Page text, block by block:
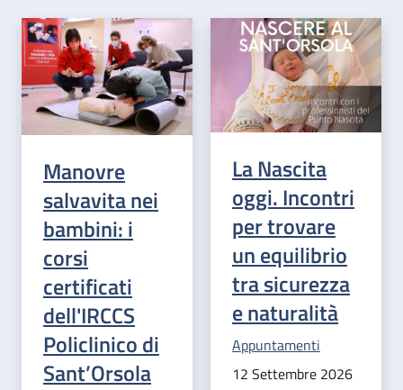
Manovre
salvavita nei
bambini: i
corsi
certificati
dell'IRCCS
Policlinico di
Sant’Orsola
La Nascita
oggi. Incontri
per trovare
un equilibrio
tra sicurezza
e naturalità
Categoria correlata:
Appuntamenti
12 Settembre 2026